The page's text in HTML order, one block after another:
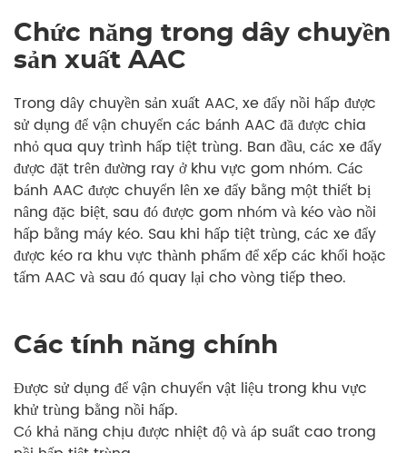
Chức năng trong dây chuyền
sản xuất AAC
Trong dây chuyền sản xuất AAC, xe đẩy nồi hấp được
sử dụng để vận chuyển các bánh AAC đã được chia
nhỏ qua quy trình hấp tiệt trùng. Ban đầu, các xe đẩy
được đặt trên đường ray ở khu vực gom nhóm. Các
bánh AAC được chuyển lên xe đẩy bằng một thiết bị
nâng đặc biệt, sau đó được gom nhóm và kéo vào nồi
hấp bằng máy kéo. Sau khi hấp tiệt trùng, các xe đẩy
được kéo ra khu vực thành phẩm để xếp các khối hoặc
tấm AAC và sau đó quay lại cho vòng tiếp theo.
Các tính năng chính
Được sử dụng để vận chuyển vật liệu trong khu vực
khử trùng bằng nồi hấp.
Có khả năng chịu được nhiệt độ và áp suất cao trong